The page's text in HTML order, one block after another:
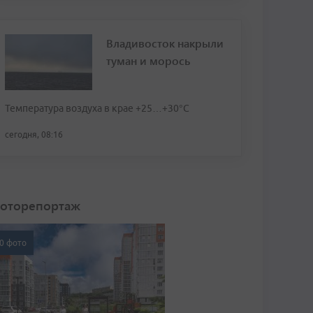
Владивосток накрыли
туман и морось
Температура воздуха в крае +25…+30°C
сегодня, 08:16
фото